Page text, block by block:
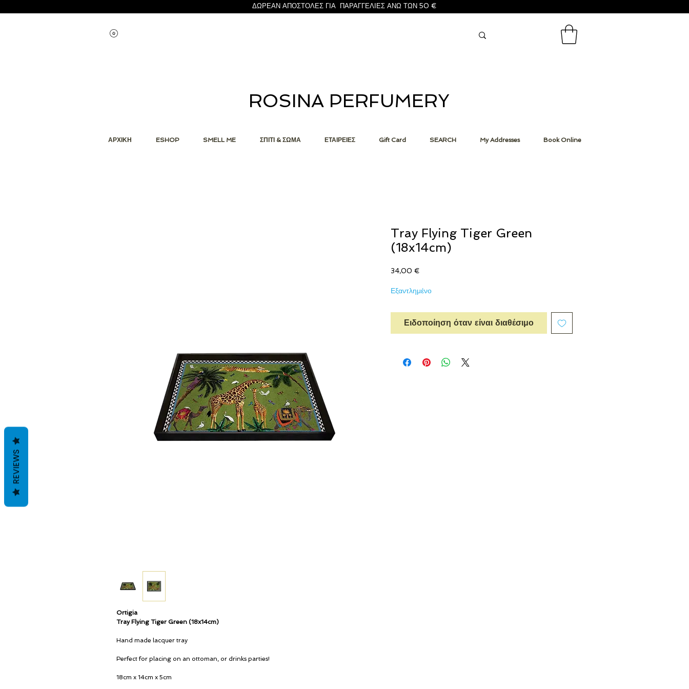
ΔΩΡΕΑΝ ΑΠΟΣΤΟΛΕΣ ΓΙΑ ΠΑΡΑΓΓΕΛΙΕΣ ΑΝΩ ΤΩΝ 50 €
ROSINA PERFUMERY
ΑΡΧΙΚΗ ESHOP SMELL ME ΣΠΙΤΙ & ΣΩΜΑ ΕΤΑΙΡΕΙΕΣ Gift Card SEARCH My Addresses Book Online
Ortigia
Tray Flying Tiger Green (18x14cm)
Hand made lacquer tray
Perfect for placing on an ottoman, or drinks parties!
18cm x 14cm x 5cm
Tray Flying Tiger Green
(18x14cm)
34,00 €
Εξαντλημένο
Ειδοποίηση όταν είναι διαθέσιμο
REVIEWS